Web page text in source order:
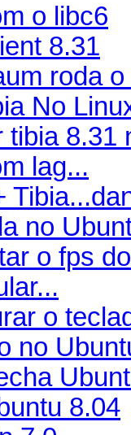
o libc6
8.31
roda o
No
tibia 8.31
lag...
no
o fps
o
no
8.04